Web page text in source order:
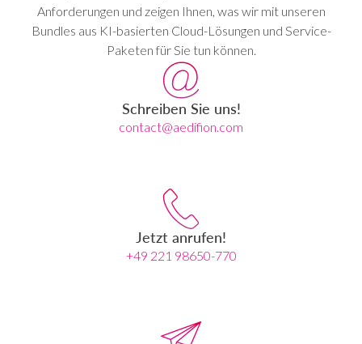
Anforderungen und zeigen Ihnen, was wir mit unseren
Bundles aus KI-basierten Cloud-Lösungen und Service-
Paketen für Sie tun können.
Schreiben Sie uns!
contact@aedifion.com
Jetzt anrufen!
+49 221 98650-770